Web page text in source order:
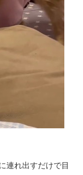
連れ出すだけで目